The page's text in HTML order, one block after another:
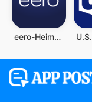
eero-Heim-WLAN-System